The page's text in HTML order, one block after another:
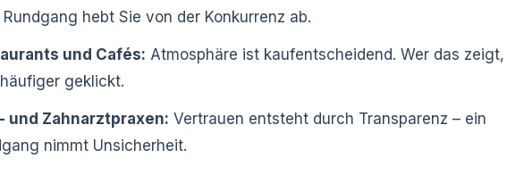
Rundgang hebt Sie von der Konkurrenz ab.
und Cafés: Atmosphäre ist kaufentscheidend. Wer das zeigt,
geklickt.
und Zahnarztpraxen: Vertrauen entsteht durch Transparenz – ein
nimmt Unsicherheit.